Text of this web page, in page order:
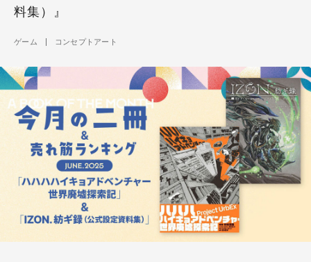
料集）』
ゲーム コンセプトアート